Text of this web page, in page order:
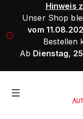
Hinweis
Unser Shop
vom
Bestellen
Ab Dienstag,